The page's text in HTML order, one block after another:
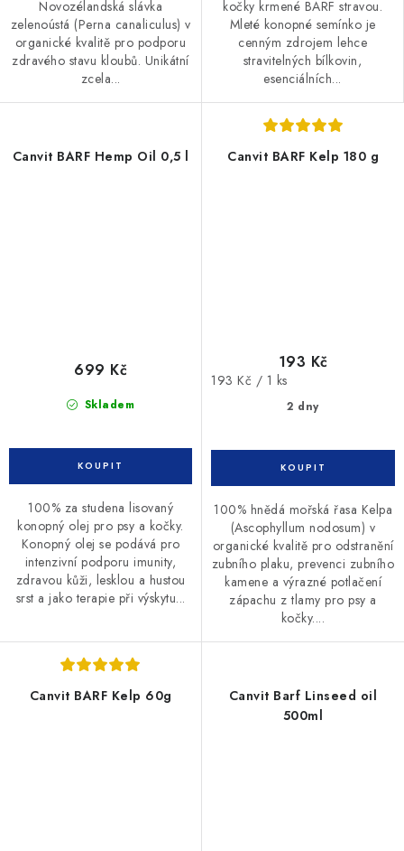
Novozélandská slávka
zelenoústá (Perna canaliculus) v
organické kvalitě pro podporu
zdravého stavu kloubů. Unikátní
zcela...
kočky krmené BARF stravou.
Mleté konopné semínko je
cenným zdrojem lehce
stravitelných bílkovin,
esenciálních...
Canvit BARF Hemp Oil 0,5 l
Skladem
699 Kč
100% za studena lisovaný
konopný olej pro psy a kočky.
Konopný olej se podává pro
intenzivní podporu imunity,
zdravou kůži, lesklou a hustou
srst a jako terapie při výskytu...
Canvit BARF Kelp 180 g
2 dny
193 Kč
Měrná
193 Kč / 1 ks
100% hnědá mořská řasa Kelpa
(Ascophyllum nodosum) v
organické kvalitě pro odstranění
zubního plaku, prevenci zubního
kamene a výrazné potlačení
zápachu z tlamy pro psy a
kočky....
Canvit BARF Kelp 60g
Canvit Barf Linseed oil
500ml